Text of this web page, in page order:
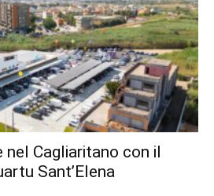
Cagliaritano con il
Sant’Elena